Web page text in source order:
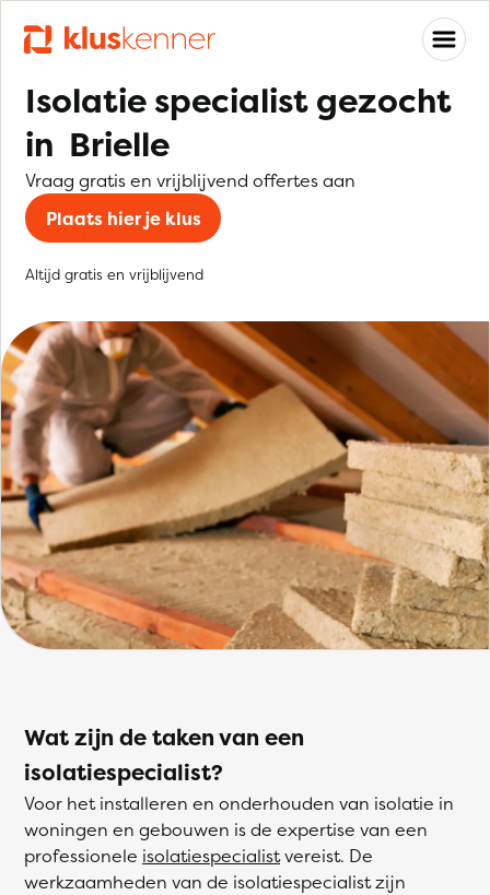
Isolatie specialist gezocht
in Brielle
Vraag gratis en vrijblijvend offertes aan
Plaats hier je klus
Altijd gratis en vrijblijvend
Wat zijn de taken van een
isolatiespecialist?
Voor het installeren en onderhouden van isolatie in
woningen en gebouwen is de expertise van een
professionele isolatiespecialistvereist. De
werkzaamheden van de isolatiespecialist zijn